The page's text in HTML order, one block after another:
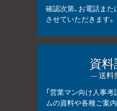
確認次第、お電話ま
させていただきます。
資
— 送料
「営業マン向け人事
ムの資料や各種ご案